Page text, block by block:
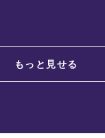
もっと見せる